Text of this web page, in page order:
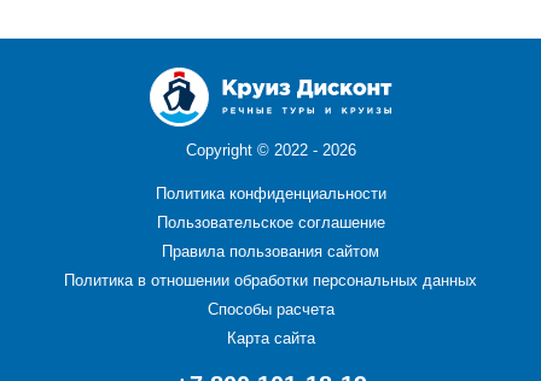
Copyright © 2022 - 2026
Политика конфиденциальности
Пользовательское соглашение
Правила пользования сайтом
Политика в отношении обработки персональных данных
Способы расчета
Карта сайта